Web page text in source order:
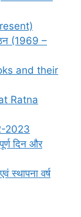
(1969 –
and their
Ratna
2023
दिन और
वर्ष